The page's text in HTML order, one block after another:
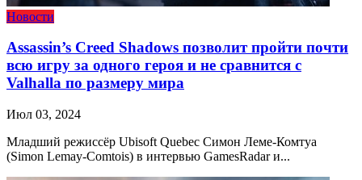
Новости
Assassin’s Creed Shadows позволит пройти почти
всю игру за одного героя и не сравнится с
Valhalla по размеру мира
Июл 03, 2024
Младший режиссёр Ubisoft Quebec Симон Леме-Комтуа
(Simon Lemay-Comtois) в интервью GamesRadar и...